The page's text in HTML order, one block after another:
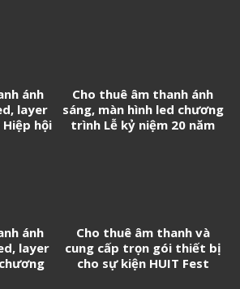
ánh
layer
hội
Cho thuê âm thanh ánh
sáng, màn hình led chương
trình Lễ kỷ niệm 20 năm
ánh
layer
Cho thuê âm thanh và
cung cấp trọn gói thiết bị
cho sự kiện HUIT Fest